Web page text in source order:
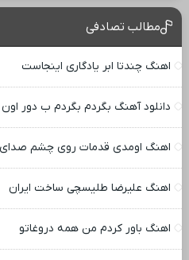
مطالب تصادفی
اهنگ چندتا ابر یادگاری اینجاست
دانلود آهنگ بگردم بگردم ب دور
اهنگ اومدی قدمات روی چشم
اهنگ علیرضا طلیسچی ساخت ایران
اهنگ باور کردم من همه دروغاتو